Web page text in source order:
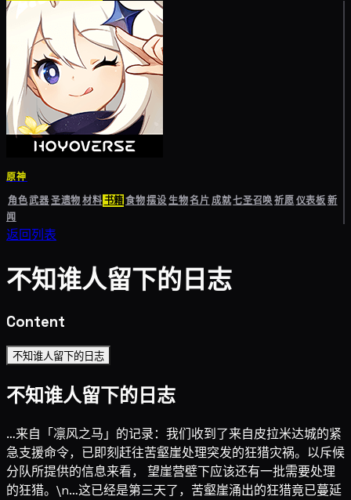
原神
角色武器圣遗物材料书籍食物摆设生物名片成就七圣召唤祈愿仪表板新
闻
返回列表
不知谁人留下的日志
Content
不知谁人留下的日志
不知谁人留下的日志
…来自「凛风之马」的记录：我们收到了来自皮拉米达城的紧
急支援命令，已即刻赶往苦壑崖处理突发的狂猎灾祸。以斥候
分队所提供的信息来看， 望崖营壁下应该还有一批需要处理
的狂猎。\n…这已经是第三天了，苦壑崖涌出的狂猎竟已蔓延